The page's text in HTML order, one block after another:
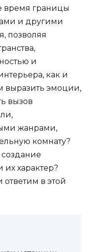
время границы
и другими
позволяя
и
как и
выразить эмоции,
вызов
жанрами,
комнату?
характер?
в этой